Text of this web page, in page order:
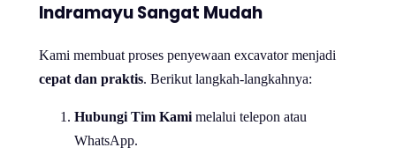
Indramayu Sangat Mudah
Kami membuat proses penyewaan excavator menjadi
cepat dan praktis. Berikut langkah-langkahnya:
Hubungi Tim Kami melalui telepon atau
WhatsApp.